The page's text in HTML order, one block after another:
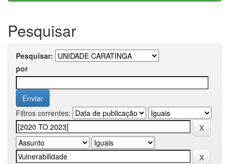
Pesquisar
Pesquisar:
por
Filtros correntes: